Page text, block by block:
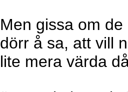
Men gissa om
dörr å sa, att vill
lite mera värda